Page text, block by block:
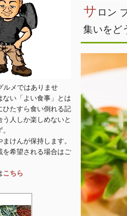
サ ロン
集いをど
ルメではありませ
ない「よい食事」とは
ひたすら食い倒れる記
人しか楽しめないと
けんが保持します。
を希望される場合はご
こちら